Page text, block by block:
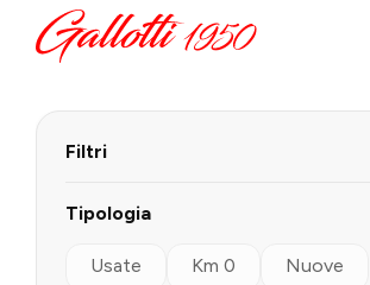
Filtri
Tipologia
Usate Km 0 Nuove